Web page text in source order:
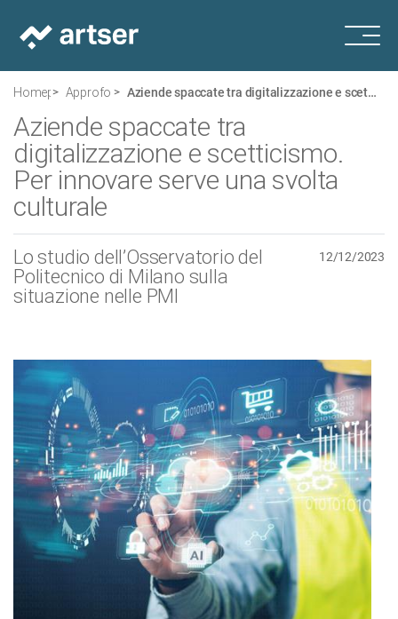
HomepageApprofondimenti Aziende spaccate tra digitalizzazione e scetticismo. Per innovare serve una svolta culturale
Aziende spaccate tra
digitalizzazione e scetticismo.
Per innovare serve una svolta
culturale
Lo studio dell’Osservatorio del
Politecnico di Milano sulla
situazione nelle PMI
12/12/2023